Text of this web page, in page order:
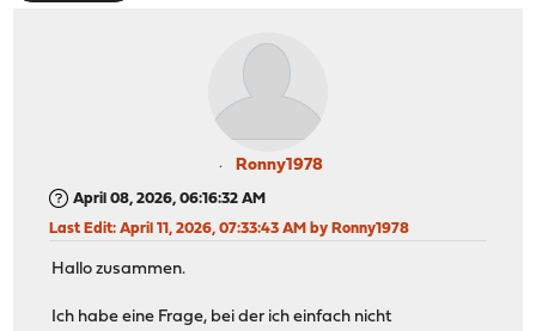
Ronny1978
April 08, 2026, 06:16:32 AM
Last Edit: April 11, 2026, 07:33:43 AM by Ronny1978
Hallo zusammen.
Ich habe eine Frage, bei der ich einfach nicht